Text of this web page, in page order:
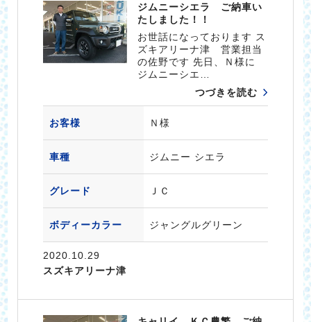
ジムニーシエラ ご納車い
たしました！！
お世話になっております ス
ズキアリーナ津 営業担当
の佐野です 先日、Ｎ様に
ジムニーシエ…
つづきを読む
お客様 Ｎ様
車種 ジムニー シエラ
グレード ＪＣ
ボディーカラー ジャングルグリーン
2020.10.29
スズキアリーナ津